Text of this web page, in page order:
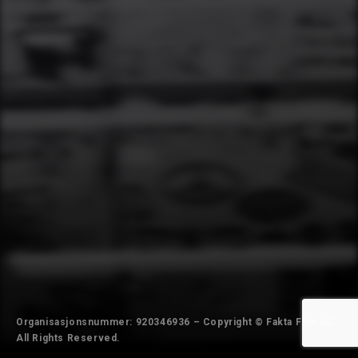
Organisasjonsnummer: 920346936 – Copyright © Fakta Film AS.
All Rights Reserved.